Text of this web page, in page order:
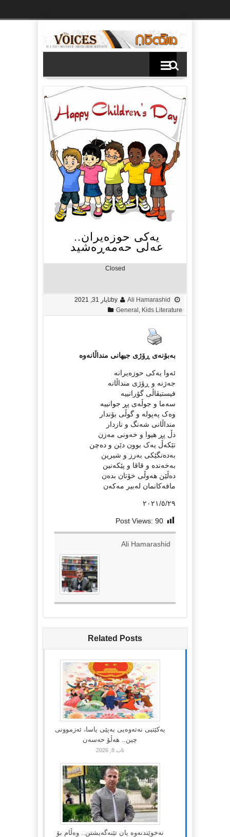
یەکی حوزەیران..
عەلی حەمەڕەشید
Closed
by Ali Hamarashid
ئایار 31, 2021
General Kids Literature
بەبۆنەی ڕۆژی جیهانی منداڵانەوە
ئەوا یەکی حوزەیرانە
جەژنە و ڕۆژی منداڵانە
فیستیڤاڵی گۆرانییە
سەما و جوڵەی پڕ جوانییە
وەک پەپولە و گوڵی بۆندار
منداڵانی شەنگ و نازدار
دڵ پڕ هیوا و خەونی مەزن
تێکەڵ یەک بوون دێن و دەچن
بەدەنگێکی بەرز و شیرین
بەخەندە و قاقا و پێکەنین
دەڵێن هەوڵی خۆتان بدەن
مافەکانمان لەبیر مەکەن
٢٠٢١/٥/٢٩
Post Views: 90
Ali Hamarashid
Related Posts
یەکێتیی نەتەوەیی بەپێی یاسا، ئەزموونی
چین.. هەڵۆ حەسەن
ئاب 8, 2026
نەخوێندنەوە یان تێنەگەیشتن.. وەڵام بۆ